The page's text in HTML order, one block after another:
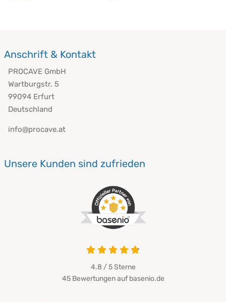
Anschrift & Kontakt
PROCAVE GmbH
Wartburgstr. 5
99094 Erfurt
Deutschland
info@procave.at
Unsere Kunden sind zufrieden
4.8 von 5
4.8 / 5Sterne
45 Bewertungen auf basenio.de